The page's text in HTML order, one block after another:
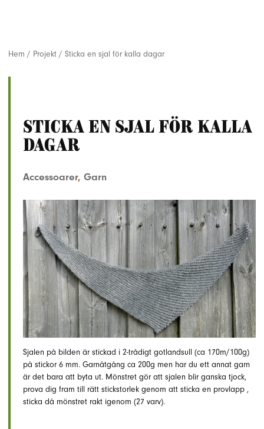
Hem / Projekt / Sticka en sjal för kalla dagar
Sticka en sjal för kalla
dagar
Accessoarer, Garn
Sjalen på bilden är stickad i 2-trådigt gotlandsull (ca 170m/100g)
på stickor 6 mm. Garnåtgång ca 200g men har du ett annat garn
är det bara att byta ut. Mönstret gör att sjalen blir ganska tjock,
prova dig fram till rätt stickstorlek genom att sticka en provlapp ,
sticka då mönstret rakt igenom (27 varv).